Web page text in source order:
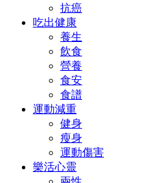
抗癌
吃出健康
養生
飲食
營養
食安
食譜
運動減重
健身
瘦身
運動傷害
樂活心靈